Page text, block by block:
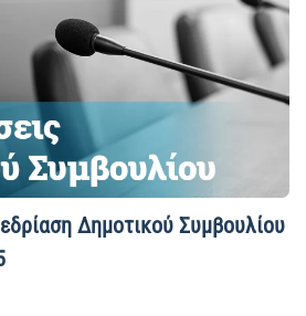
Δημοτικού Συμβουλίου